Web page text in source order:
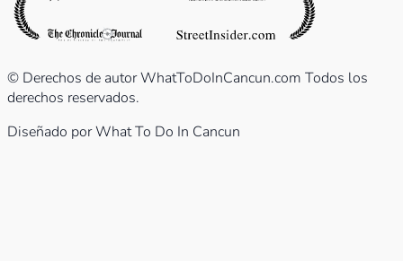
© Derechos de autor WhatToDoInCancun.com Todos los
derechos reservados.
Diseñado por What To Do In Cancun